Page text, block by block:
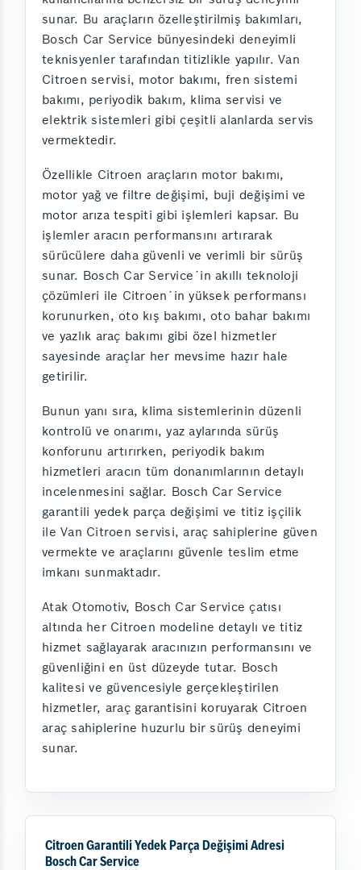
sunar. Bu araçların özelleştirilmiş bakımları,
Bosch Car Service bünyesindeki deneyimli
teknisyenler tarafından titizlikle yapılır. Van
Citroen servisi, motor bakımı, fren sistemi
bakımı, periyodik bakım, klima servisi ve
elektrik sistemleri gibi çeşitli alanlarda servis
vermektedir.
Özellikle Citroen araçların motor bakımı,
motor yağ ve filtre değişimi, buji değişimi ve
motor arıza tespiti gibi işlemleri kapsar. Bu
işlemler aracın performansını artırarak
sürücülere daha güvenli ve verimli bir sürüş
sunar. Bosch Car Service´in akıllı teknoloji
çözümleri ile Citroen´in yüksek performansı
korunurken, oto kış bakımı, oto bahar bakımı
ve yazlık araç bakımı gibi özel hizmetler
sayesinde araçlar her mevsime hazır hale
getirilir.
Bunun yanı sıra, klima sistemlerinin düzenli
kontrolü ve onarımı, yaz aylarında sürüş
konforunu artırırken, periyodik bakım
hizmetleri aracın tüm donanımlarının detaylı
incelenmesini sağlar. Bosch Car Service
garantili yedek parça değişimi ve titiz işçilik
ile Van Citroen servisi, araç sahiplerine güven
vermekte ve araçlarını güvenle teslim etme
imkanı sunmaktadır.
Atak Otomotiv, Bosch Car Service çatısı
altında her Citroen modeline detaylı ve titiz
hizmet sağlayarak aracınızın performansını ve
güvenliğini en üst düzeyde tutar. Bosch
kalitesi ve güvencesiyle gerçekleştirilen
hizmetler, araç garantisini koruyarak Citroen
araç sahiplerine huzurlu bir sürüş deneyimi
sunar.
Citroen Garantili Yedek Parça Değişimi Adresi
Bosch Car Service